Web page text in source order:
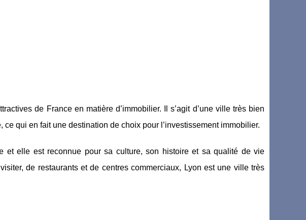
de France en matière d’immobilier. Il s’agit d’une ville très bien
qui en fait une destination de choix pour l’investissement immobilier.
et elle est reconnue pour sa culture, son histoire et sa qualité de vie
de restaurants et de centres commerciaux, Lyon est une ville très